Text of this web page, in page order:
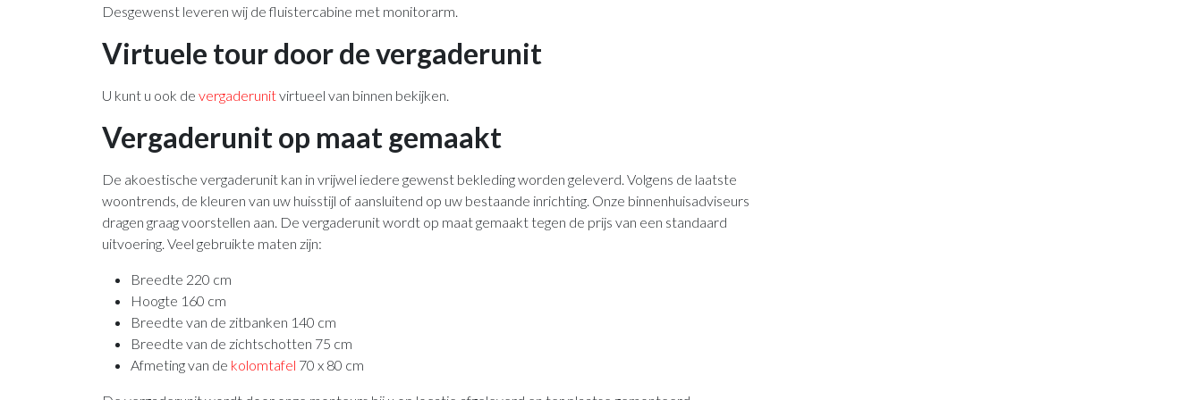
Desgewenst leveren wij de fluistercabine met monitorarm.
Virtuele tour door de vergaderunit
U kunt u ook de vergaderunitvirtueel van binnen bekijken.
Vergaderunit op maat gemaakt
De akoestische vergaderunit kan in vrijwel iedere gewenst bekleding worden geleverd. Volgens de laatste
woontrends, de kleuren van uw huisstijl of aansluitend op uw bestaande inrichting. Onze binnenhuisadviseurs
dragen graag voorstellen aan. De vergaderunit wordt op maat gemaakt tegen de prijs van een standaard
uitvoering. Veel gebruikte maten zijn:
Breedte 220 cm
Hoogte 160 cm
Breedte van de zitbanken 140 cm
Breedte van de zichtschotten 75 cm
Afmeting van de kolomtafel 70 x 80 cm